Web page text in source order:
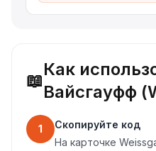
📖
Как
Вайсгауфф
1
Скопируйте код
На карточке